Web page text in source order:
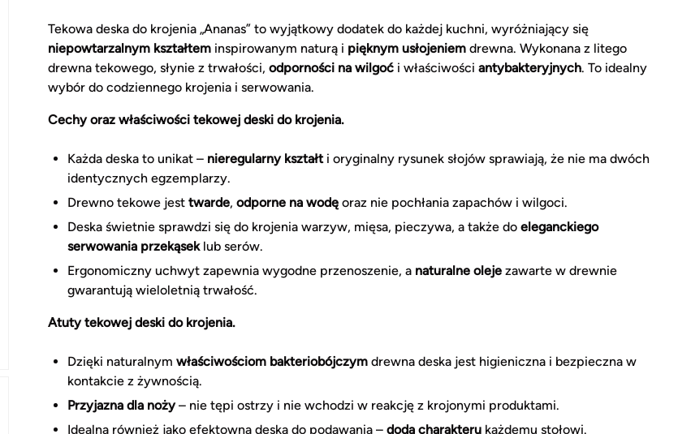
Tekowa deska do krojenia „Ananas” to wyjątkowy dodatek do każdej kuchni, wyróżniający się
niepowtarzalnym kształtem inspirowanym naturą i pięknym usłojeniem drewna. Wykonana z litego
drewna tekowego, słynie z trwałości, odporności na wilgoć i właściwości antybakteryjnych. To idealny
wybór do codziennego krojenia i serwowania.
Cechy oraz właściwości tekowej deski do krojenia.
Każda deska to unikat – nieregularny kształti oryginalny rysunek słojów sprawiają, że nie ma dwóch
identycznych egzemplarzy.
Drewno tekowe jest twarde, odporne na wodę oraz nie pochłania zapachów i wilgoci.
Deska świetnie sprawdzi się do krojenia warzyw, mięsa, pieczywa, a także do eleganckiego
serwowania przekąseklub serów.
Ergonomiczny uchwyt zapewnia wygodne przenoszenie, a naturalne oleje zawarte w drewnie
gwarantują wieloletnią trwałość.
Atuty tekowej deski do krojenia.
Dzięki naturalnym właściwościom bakteriobójczym drewna deska jest higieniczna i bezpieczna w
kontakcie z żywnością.
Przyjazna dla noży– nie tępi ostrzy i nie wchodzi w reakcję z krojonymi produktami.
Idealna również jako efektowna deska do podawania – doda charakteru każdemu stołowi.